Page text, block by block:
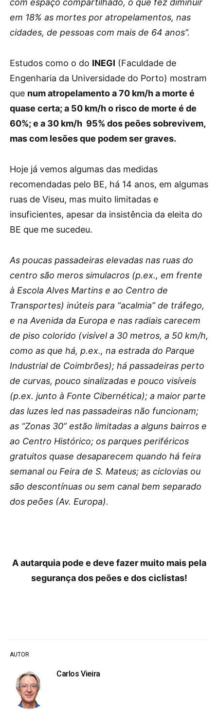
AUTOR
Carlos Vieira
com espaço compartilhado, o que fez diminuir
em 18% as mortes por atropelamentos, nas
cidades, de pessoas com mais de 64 anos”.
Estudos como o do INEGI (Faculdade de
Engenharia da Universidade do Porto) mostram
que num atropelamento a 70 km/h a morte é
quase certa; a 50 km/h o risco de morte é de
60%; e a 30 km/h 95% dos peões sobrevivem,
mas com lesões que podem ser graves.
Hoje já vemos algumas das medidas
recomendadas pelo BE, há 14 anos, em algumas
ruas de Viseu, mas muito limitadas e
insuficientes, apesar da insistência da eleita do
BE que me sucedeu.
As poucas passadeiras elevadas nas ruas do
centro são meros simulacros (p.ex., em frente
à Escola Alves Martins e ao Centro de
Transportes) inúteis para “acalmia” de tráfego,
e na Avenida da Europa e nas radiais carecem
de piso colorido (visível a 30 metros, a 50 km/h,
como as que há, p.ex., na estrada do Parque
Industrial de Coimbrões); há passadeiras perto
de curvas, pouco sinalizadas e pouco visíveis
(p.ex. junto à Fonte Cibernética); a maior parte
das luzes led nas passadeiras não funcionam;
as “Zonas 30” estão limitadas a alguns bairros e
ao Centro Histórico; os parques periféricos
gratuitos quase desaparecem quando há feira
semanal ou Feira de S. Mateus; as ciclovias ou
são descontínuas ou sem canal bem separado
dos peões (Av. Europa).
A autarquia pode e deve fazer muito mais pela
segurança dos peões e dos ciclistas!